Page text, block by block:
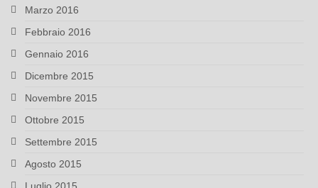
Marzo 2016
Febbraio 2016
Gennaio 2016
Dicembre 2015
Novembre 2015
Ottobre 2015
Settembre 2015
Agosto 2015